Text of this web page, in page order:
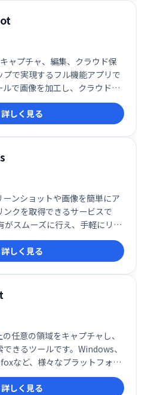
ャプチャ、編集、クラウド保
で実現するフル機能アプリで
で画像を加工し、クラウドに
や仲間と共有できます。効率的
理で、作業効率を大幅に向上
詳しく見る
ンショットや画像を簡単にア
ンクを取得できるサービスで
がスムーズに行え、手軽にリン
有できます。
詳しく見る
任意の領域をキャプチャし、
きるツールです。Windows、
など、様々なプラットフォー
手軽にスクリーンショットを撮
便利なサービスです。
詳しく見る